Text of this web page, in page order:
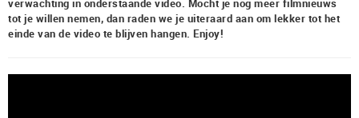
verwachting in onderstaande video. Mocht je nog meer filmnieuws
tot je willen nemen, dan raden we je uiteraard aan om lekker tot het
einde van de video te blijven hangen. Enjoy!